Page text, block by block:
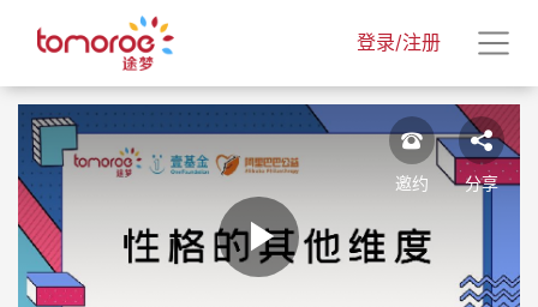
登录/注册
Play
邀约 分享